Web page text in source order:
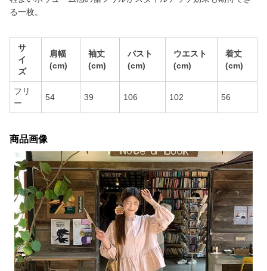
る一枚。
サ
イ
ズ
肩幅
(cm)
袖丈
(cm)
バスト
(cm)
ウエスト
(cm)
着丈
(cm)
フリ
ー
54 39 106 102 56
商品画像